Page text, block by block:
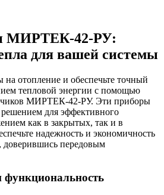
МИРТЕК-42-РУ:
для вашей системы
отопление и обеспечьте точный
тепловой энергии с помощью
МИРТЕК-42-РУ. Эти приборы
для эффективного
как в закрытых, так и в
надежность и экономичность
передовым